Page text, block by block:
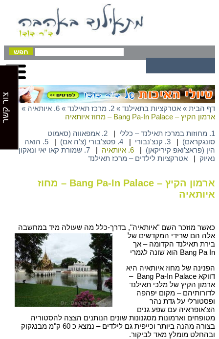
דף הבית » אטרקציות בתאילנד » 2. מרכז תאילנד » 6. איותאיה
»
ארמון הקיץ – Bang Pa-In Palace – מחוז איותאיה
1. מחוזות במרכז תאילנד – כללי
|
2. אמפאווה (סאמוט
סונגקראם) | 3. קנצ'נבורי | 4. פטצ'בורי (צ'ה אם) |
5. הואה
הין (פראצ'ואפ קיריקאן) | 6. איותאיה |
7. שמורת קאו יאי ונאקון
נאיוק | אטרקציות לילדים – מרכז תאילנד
ארמון הקיץ – Bang Pa-In Palace – מחוז
איותאיה
כאשר מוזכר השם "איותאיה", בדרך-כלל מה שעולה מיד במחשבה
אלה הם שרידי המקדשים של
בירת תאילנד הקדומה – אך
Bang Pa In הוא שונה לגמרי
הפנינה של מחוז איותאיה היא
דווקא Bang Pa-In Palace –
ארמון הקיץ של מלכי תאילנד
לדורותיהם – מקום יפהפה
ופסטורלי על גדת נהר
הצ'אופראיה עם שפע גנים
מטופחים וארמונות מסגנונות שונים הנותנים הצצה להסטוריה
בצורה מהנה ביותר וכייפית גם לילדים – נמצא כ 60 ק"מ מבנגקוק
ובהחלט מומלץ מאד לביקור.
צור קשר